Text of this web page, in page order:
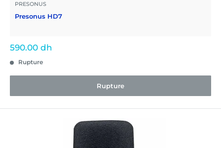
PRESONUS
Presonus HD7
Prix
590.00 dh
Rupture
Rupture